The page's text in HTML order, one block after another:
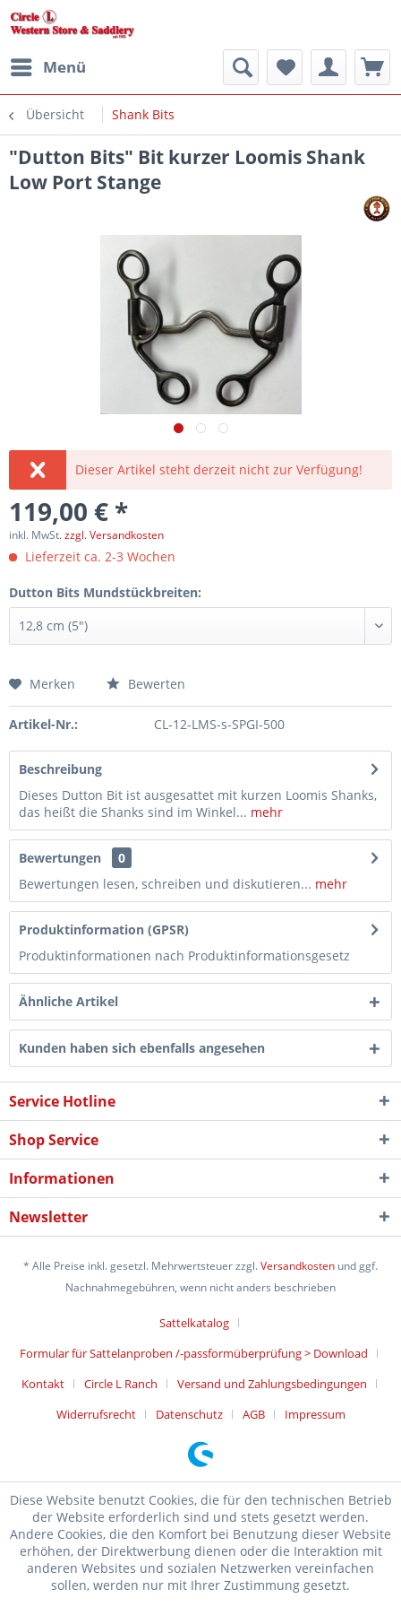
Menü
Übersicht Shank Bits
"Dutton Bits" Bit kurzer Loomis Shank
Low Port Stange
Dieser Artikel steht derzeit nicht zur Verfügung!
119,00 € *
inkl. MwSt.zzgl. Versandkosten
Lieferzeit ca. 2-3 Wochen
Dutton Bits Mundstückbreiten:
Merken Bewerten
Artikel-Nr.: CL-12-LMS-s-SPGI-500
Beschreibung
Dieses Dutton Bit ist ausgesattet mit kurzen Loomis Shanks,
das heißt die Shanks sind im Winkel... mehr
Bewertungen
0
Bewertungen lesen, schreiben und diskutieren... mehr
Produktinformation (GPSR)
Produktinformationen nach Produktinformationsgesetz
Ähnliche Artikel
Kunden haben sich ebenfalls angesehen
Service Hotline
Shop Service
Informationen
Newsletter
* Alle Preise inkl. gesetzl. Mehrwertsteuer zzgl.Versandkosten und ggf.
Nachnahmegebühren, wenn nicht anders beschrieben
Sattelkatalog
Formular für Sattelanproben /-passformüberprüfung > Download
Kontakt
Circle L Ranch
Versand und Zahlungsbedingungen
Widerrufsrecht
Datenschutz AGB Impressum
Diese Website benutzt Cookies, die für den technischen Betrieb
der Website erforderlich sind und stets gesetzt werden.
Andere Cookies, die den Komfort bei Benutzung dieser Website
erhöhen, der Direktwerbung dienen oder die Interaktion mit
anderen Websites und sozialen Netzwerken vereinfachen
sollen, werden nur mit Ihrer Zustimmung gesetzt.